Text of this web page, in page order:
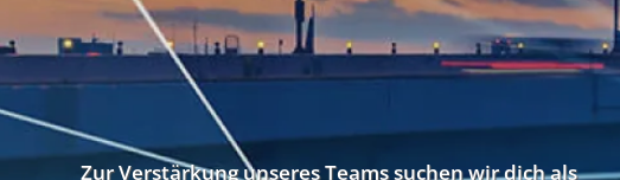
Zur Verstärkung unseres Teams suchen wir dich als